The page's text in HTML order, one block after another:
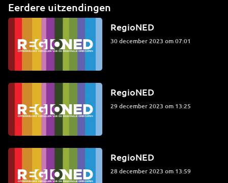
Eerdere uitzendingen
RegioNED
30 december 2023 om 07:01
RegioNED
29 december 2023 om 13:25
RegioNED
28 december 2023 om 13:59